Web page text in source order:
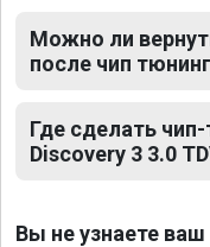
Можно ли
после чип
Где сделать
Discovery 3 3.0
Вы не узнаете